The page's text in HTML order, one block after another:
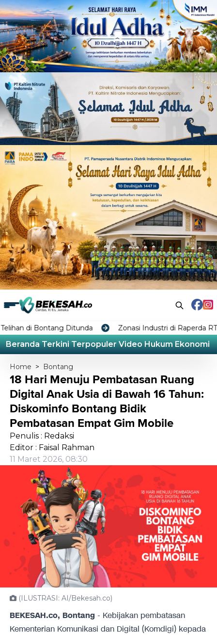
Ditunda Zonasi Industri di Raperda RTRW
Beranda Terkini Terpopuler Video Hukum Ekonomi
Home > Bontang
18 Hari Menuju Pembatasan Ruang
Digital Anak Usia di Bawah 16 Tahun:
Diskominfo Bontang Bidik
Pembatasan Empat Gim Mobile
Penulis : Redaksi
Editor : Faisal Rahman
11 Maret 2026, 08:30
(ILUSTRASI: AI/Bekesah.co)
BEKESAH.co, Bontang - Kebijakan pembatasan
Kementerian Komunikasi dan Digital (Komdigi) kepada